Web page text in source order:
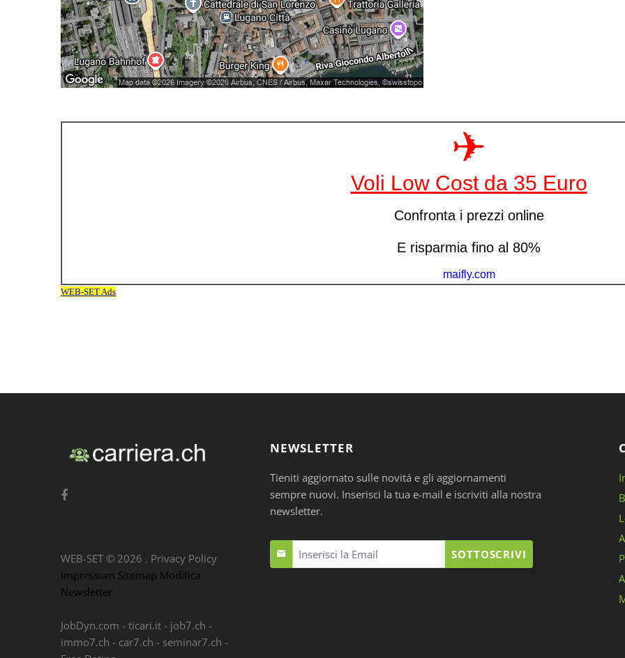
NEWSLETTER
Tieniti aggiornato sulle novitá e gli aggiornamenti
sempre nuovi. Inserisci la tua e-mail e iscriviti alla nostra
newsletter.
SOTTOSCRIVI
WEB-SET © 2026 . Privacy Policy
Impressum Sitemap Modifica
Newsletter
JobDyn.com - ticari.it - job7.ch -
immo7.ch - car7.ch - seminar7.ch -